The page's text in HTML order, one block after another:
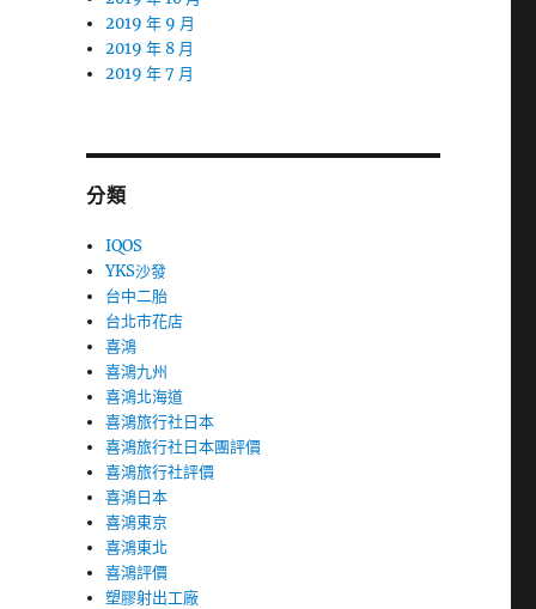
2019 年 9 月
2019 年 8 月
2019 年 7 月
分類
IQOS
YKS沙發
台中二胎
台北市花店
喜鴻
喜鴻九州
喜鴻北海道
喜鴻旅行社日本
喜鴻旅行社日本團評價
喜鴻旅行社評價
喜鴻日本
喜鴻東京
喜鴻東北
喜鴻評價
塑膠射出工廠